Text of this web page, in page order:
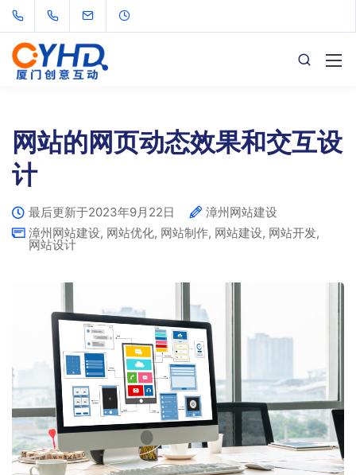
网站的网页动态效果和交互设
计
最后更新于2023年9月22日
漳州网站建设
漳州网站建设, 网站优化, 网站制作, 网站建设, 网站开发,
网站设计